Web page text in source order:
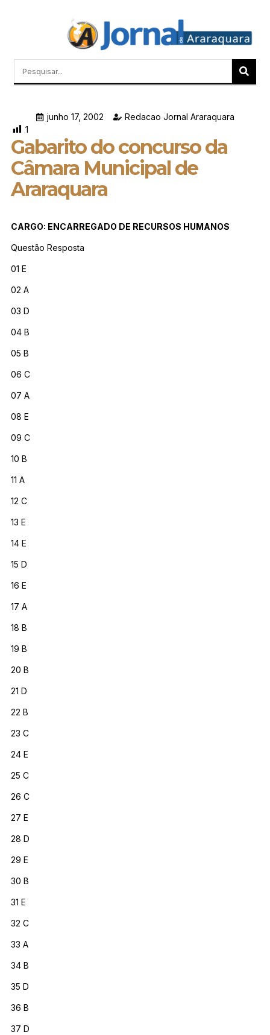
junho 17, 2002
Redacao Jornal Araraquara
1
Gabarito do concurso da
Câmara Municipal de
Araraquara
CARGO: ENCARREGADO DE RECURSOS HUMANOS
Questão Resposta
01 E
02 A
03 D
04 B
05 B
06 C
07 A
08 E
09 C
10 B
11 A
12 C
13 E
14 E
15 D
16 E
17 A
18 B
19 B
20 B
21 D
22 B
23 C
24 E
25 C
26 C
27 E
28 D
29 E
30 B
31 E
32 C
33 A
34 B
35 D
36 B
37 D